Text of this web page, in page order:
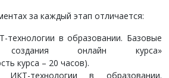
за каждый этап отличается:
технологии в образовании. Базовые
создания онлайн курса»
курса – 20 часов).
ИКТ-технологии в образовании.